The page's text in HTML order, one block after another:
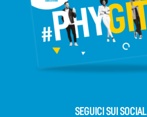
SEGUICI SUI SOCIAL